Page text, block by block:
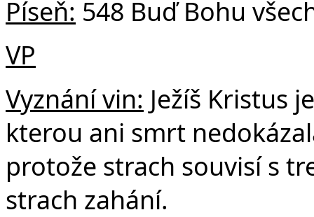
Píseň: 548 Buď Bohu
VP
Vyznání vin: Ježíš Kristus
kterou ani smrt
protože strach souvisí s
strach zahání.